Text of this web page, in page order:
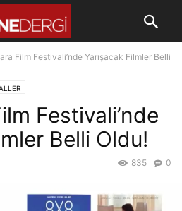
Film Festivali’nde Yarışacak Filmler Belli
Festivali’nde
Belli Oldu!
0
835